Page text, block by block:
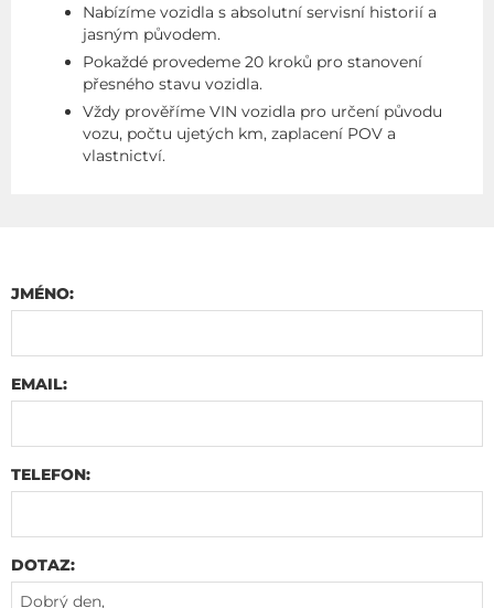
Nabízíme vozidla s absolutní servisní historií a
jasným původem.
Pokaždé provedeme 20 kroků pro stanovení
přesného stavu vozidla.
Vždy prověříme VIN vozidla pro určení původu
vozu, počtu ujetých km, zaplacení POV a
vlastnictví.
JMÉNO:
EMAIL:
TELEFON:
DOTAZ: